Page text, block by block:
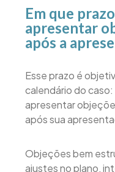
Em que
apresentar
após a
Esse prazo é
calendário do
apresentar
após sua
Objeções bem
ajustes no plano,